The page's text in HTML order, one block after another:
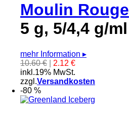
Moulin Rouge
5 g, 5/4,4 g/ml
mehr Information ▸
10.60 €
2.12 €
inkl.19% MwSt.
zzgl.Versandkosten
-80 %